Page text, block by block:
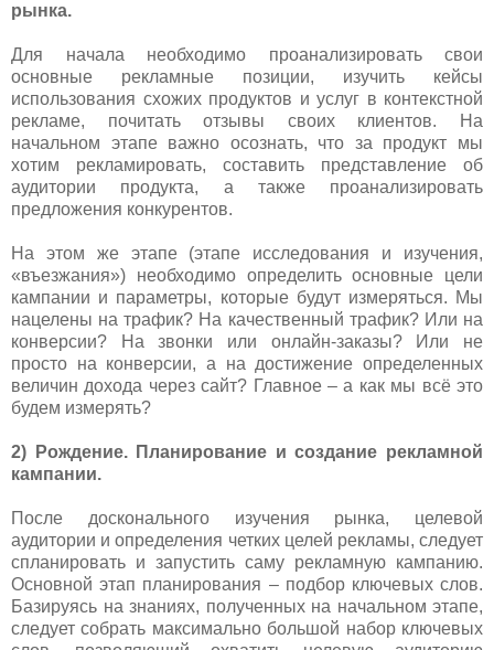
рынка.
Для начала необходимо проанализировать свои
основные рекламные позиции, изучить кейсы
использования схожих продуктов и услуг в контекстной
рекламе, почитать отзывы своих клиентов. На
начальном этапе важно осознать, что за продукт мы
хотим рекламировать, составить представление об
аудитории продукта, а также проанализировать
предложения конкурентов.
На этом же этапе (этапе исследования и изучения,
«въезжания») необходимо определить основные цели
кампании и параметры, которые будут измеряться. Мы
нацелены на трафик? На качественный трафик? Или на
конверсии? На звонки или онлайн-заказы? Или не
просто на конверсии, а на достижение определенных
величин дохода через сайт? Главное – а как мы всё это
будем измерять?
2) Рождение. Планирование и создание рекламной
кампании.
После досконального изучения рынка, целевой
аудитории и определения четких целей рекламы, следует
спланировать и запустить саму рекламную кампанию.
Основной этап планирования – подбор ключевых слов.
Базируясь на знаниях, полученных на начальном этапе,
следует собрать максимально большой набор ключевых